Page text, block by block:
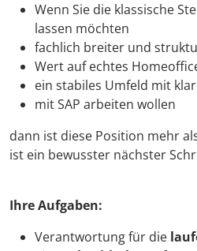
Wenn Sie die klassische
lassen möchten
fachlich breiter und
Wert auf echtes
ein stabiles Umfeld mit
mit SAP arbeiten wollen
dann ist diese Position mehr
ist ein bewusster nächster
Ihre Aufgaben:
Verantwortung für die